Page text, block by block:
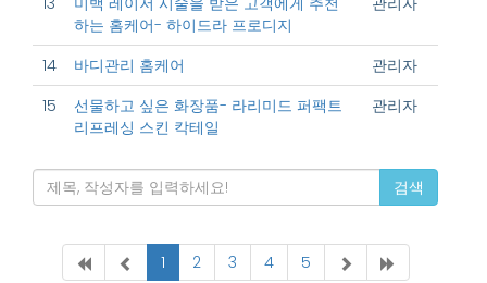
하는 홈케어- 하이드라 프로디지
14 바디관리 홈케어
관리자
15
선물하고 싶은 화장품- 라리미드 퍼팩트
리프레싱 스킨 칵테일
관리자
검색
1 2 3 4 5